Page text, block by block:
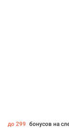
до 299 бонусов на